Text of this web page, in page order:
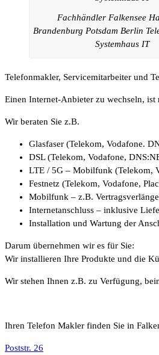
Fachhändler Falkensee
Brandenburg Potsdam Berlin
Systemhaus IT
Telefonmakler, Servicemitarbeiter und
Einen Internet-Anbieter zu wechseln, ist
Wir beraten Sie z.B.
Glasfaser (Telekom, Vodafone.
DSL (Telekom, Vodafone,
LTE / 5G – Mobilfunk (Telekom,
Festnetz (Telekom, Vodafone,
Mobilfunk – z.B.
Internetanschluss – inklusive
Installation und Wartung der
Darum übernehmen wir es für Sie:
Wir installieren Ihre Produkte und die
Wir stehen Ihnen z.B. zu Verfügung,
Ihren Telefon Makler finden Sie in
Poststr. 26